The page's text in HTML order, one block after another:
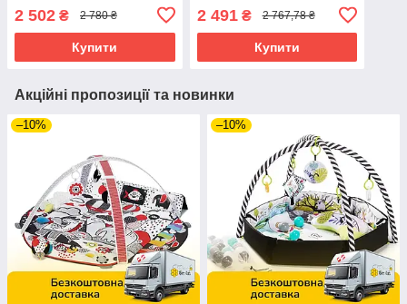
м'ячики)
2 502 ₴ 2 780 ₴
Купити
подушка, м'ячики)
2 491₴ 2 767,78 ₴
Купити
Акційні пропозиції та новинки
–10% –10%